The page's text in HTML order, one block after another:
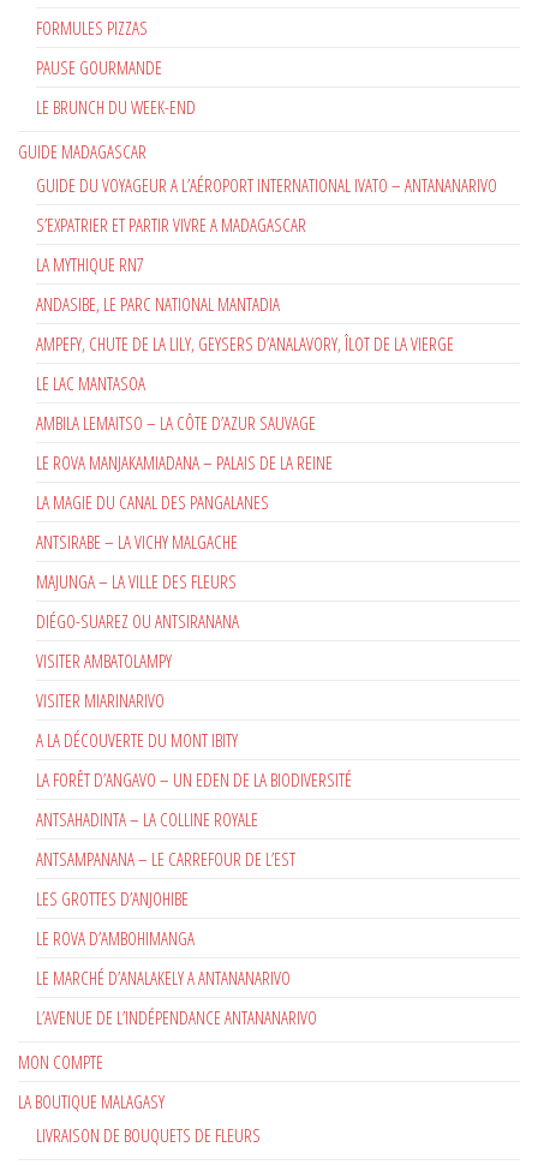
FORMULES PIZZAS
PAUSE GOURMANDE
LE BRUNCH DU WEEK-END
GUIDE MADAGASCAR
GUIDE DU VOYAGEUR A L’AÉROPORT INTERNATIONAL IVATO – ANTANANARIVO
S’EXPATRIER ET PARTIR VIVRE A MADAGASCAR
LA MYTHIQUE RN7
ANDASIBE, LE PARC NATIONAL MANTADIA
AMPEFY, CHUTE DE LA LILY, GEYSERS D’ANALAVORY, ÎLOT DE LA VIERGE
LE LAC MANTASOA
AMBILA LEMAITSO – LA CÔTE D’AZUR SAUVAGE
LE ROVA MANJAKAMIADANA – PALAIS DE LA REINE
LA MAGIE DU CANAL DES PANGALANES
ANTSIRABE – LA VICHY MALGACHE
MAJUNGA – LA VILLE DES FLEURS
DIÉGO-SUAREZ OU ANTSIRANANA
VISITER AMBATOLAMPY
VISITER MIARINARIVO
A LA DÉCOUVERTE DU MONT IBITY
LA FORÊT D’ANGAVO – UN EDEN DE LA BIODIVERSITÉ
ANTSAHADINTA – LA COLLINE ROYALE
ANTSAMPANANA – LE CARREFOUR DE L’EST
LES GROTTES D’ANJOHIBE
LE ROVA D’AMBOHIMANGA
LE MARCHÉ D’ANALAKELY A ANTANANARIVO
L’AVENUE DE L’INDÉPENDANCE ANTANANARIVO
MON COMPTE
LA BOUTIQUE MALAGASY
LIVRAISON DE BOUQUETS DE FLEURS